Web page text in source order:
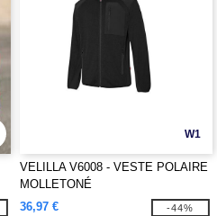
W1
VELILLA V6008 - VESTE POLAIRE
MOLLETONÉ
36,97 €
-44%